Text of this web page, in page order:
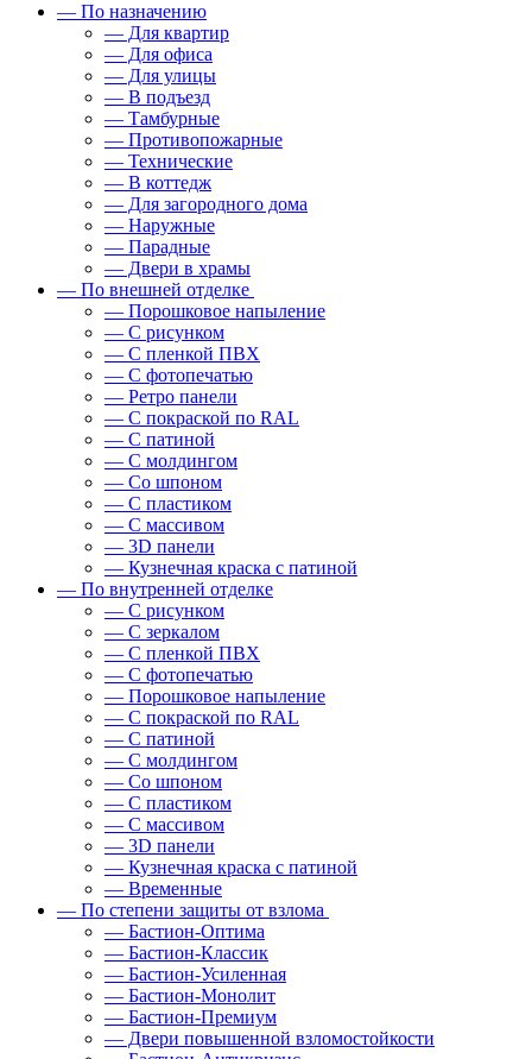
— По назначению
— Для квартир
— Для офиса
— Для улицы
— В подъезд
— Тамбурные
— Противопожарные
— Технические
— В коттедж
— Для загородного дома
— Наружные
— Парадные
— Двери в храмы
— По внешней отделке
— Порошковое напыление
— С рисунком
— С пленкой ПВХ
— С фотопечатью
— Ретро панели
— С покраской по RAL
— С патиной
— С молдингом
— Со шпоном
— С пластиком
— С массивом
— 3D панели
— Кузнечная краска с патиной
— По внутренней отделке
— С рисунком
— С зеркалом
— С пленкой ПВХ
— С фотопечатью
— Порошковое напыление
— С покраской по RAL
— С патиной
— С молдингом
— Со шпоном
— С пластиком
— С массивом
— 3D панели
— Кузнечная краска с патиной
— Временные
— По степени защиты от взлома
— Бастион-Оптима
— Бастион-Классик
— Бастион-Усиленная
— Бастион-Монолит
— Бастион-Премиум
— Двери повышенной взломостойкости